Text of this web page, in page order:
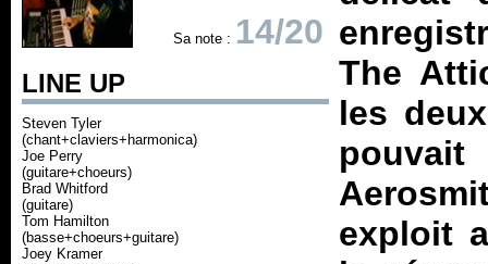
Sa note : 14/20
LINE UP
Steven Tyler
(chant+claviers+harmonica)
Joe Perry
(guitare+choeurs)
Brad Whitford
(guitare)
Tom Hamilton
(basse+choeurs+guitare)
Joey Kramer
The
les
exploit